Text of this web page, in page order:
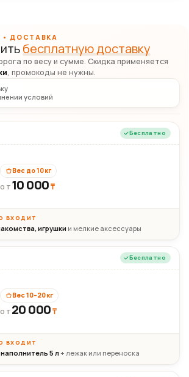
• ДОСТАВКА
бесплатную доставку
по весу и сумме. Скидка применяется
, промокоды не нужны.
условий
Бесплатно
Вес до 10 кг
ОТ 10 000₸
ВХОДИТ
игрушки и мелкие аксессуары
Бесплатно
Вес 10–20 кг
ОТ 20 000₸
ВХОДИТ
наполнитель 5 л+ лежак или переноска